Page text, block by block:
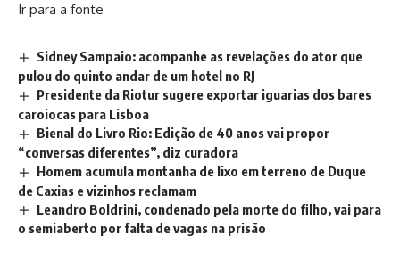
Ir para a fonte
Sidney Sampaio: acompanhe as revelações do ator que
pulou do quinto andar de um hotel no RJ
Presidente da Riotur sugere exportar iguarias dos bares
caroiocas para Lisboa
Bienal do Livro Rio: Edição de 40 anos vai propor
“conversas diferentes”, diz curadora
Homem acumula montanha de lixo em terreno de Duque
de Caxias e vizinhos reclamam
Leandro Boldrini, condenado pela morte do filho, vai para
o semiaberto por falta de vagas na prisão